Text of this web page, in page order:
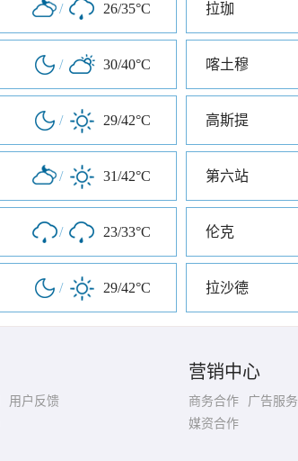
/ 26/35°C 拉珈
/ 30/40°C 喀土穆
/ 29/42°C 高斯提
/ 31/42°C 第六站
/ 23/33°C 伦克
/ 29/42°C 拉沙德
用户反馈
营销中心
商务合作
广告服务
媒资合作